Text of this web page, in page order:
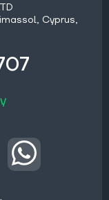
Cyprus,